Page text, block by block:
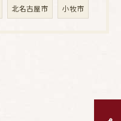
北名古屋市 小牧市